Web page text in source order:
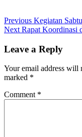
Post
navigation
Previous Previous
post:
Kegiatan
Next Next
Rapat Koordinasi
Leave a Reply
Your email address will
marked *
Comment *